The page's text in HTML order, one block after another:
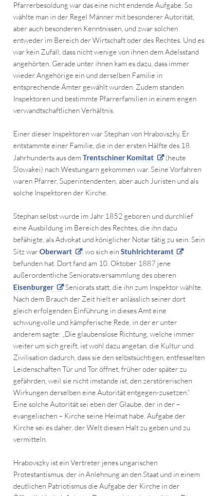
Pfarrerbesoldung war das eine nicht endende Aufgabe. So
wählte man in der Regel Männer mit besonderer Autorität,
aber auch besonderen Kenntnissen, und zwar solchen
entweder im Bereich der Wirtschaft oder des Rechtes. Und es
war kein Zufall, dass nicht wenige von ihnen dem Adelsstand
angehörten. Gerade unter ihnen kam es dazu, dass immer
wieder Angehörige ein und derselben Familie in
entsprechende Ämter gewählt wurden. Zudem standen
Inspektoren und bestimmte Pfarrerfamilien in einem engen
verwandtschaftlichen Verhältnis.
Einer dieser Inspektoren war Stephan von Hrabovszky. Er
entstammte einer Familie, die in der ersten Hälfte des 18.
Jahrhunderts aus dem Trentschiner Komitat
(heute
Slowakei) nach Westungarn gekommen war. Seine Vorfahren
waren Pfarrer, Superintendenten, aber auch Juristen und als
solche Inspektoren der Kirche.
Stephan selbst wurde im Jahr 1852 geboren und durchlief
eine Ausbildung im Bereich des Rechtes, die ihn dazu
befähigte, als Advokat und königlicher Notar tätig zu sein. Sein
Sitz warOberwart , wo sich ein Stuhlrichteramt
befunden hat. Dort fand am 10. Oktober 1887 jene
außerordentliche Senioratsversammlung des oberen
Eisenburger
Seniorats statt, die ihn zum Inspektor wählte.
Nach dem Brauch der Zeit hielt er anlässlich seiner dort
gleich erfolgenden Einführung in dieses Amt eine
schwungvolle und kämpferische Rede, in der er unter
anderem sagte: „Die glaubenslose Richtung, welche immer
weiter um sich greift, ist wohl dazu angetan, die Kultur und
Zivilisation dadurch, dass sie den selbstsüchtigen, entfesselten
Leidenschaften Tür und Tor öffnet, früher oder später zu
gefährden, weil sie nicht imstande ist, den zerstörerischen
Wirkungen derselben eine Autorität entgegen-zusetzen.“
Eine solche Autorität sei eben der Glaube, der in der –
evangelischen – Kirche seine Heimat habe. Aufgabe der
Kirche sei es daher, der Welt diesen Halt zu geben und zu
vermitteln.
Hrabovszky ist ein Vertreter jenes ungarischen
Protestantismus, der in Anlehnung an den Staat und in einem
deutlichen Patriotismus die Aufgabe der Kirche in der